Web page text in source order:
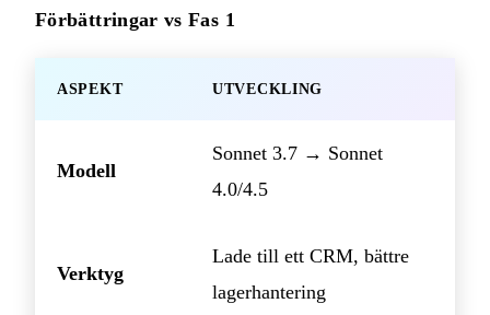
Förbättringar vs Fas 1
ASPEKT UTVECKLING
Modell
Sonnet 3.7 → Sonnet
4.0/4.5
Verktyg
Lade till ett CRM, bättre
lagerhantering